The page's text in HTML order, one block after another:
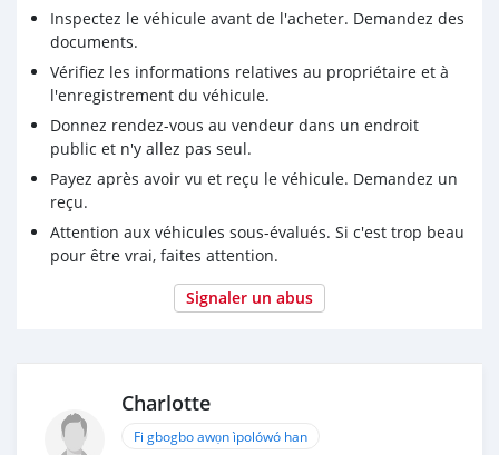
Inspectez le véhicule avant de l'acheter. Demandez des
documents.
Vérifiez les informations relatives au propriétaire et à
l'enregistrement du véhicule.
Donnez rendez-vous au vendeur dans un endroit
public et n'y allez pas seul.
Payez après avoir vu et reçu le véhicule. Demandez un
reçu.
Attention aux véhicules sous-évalués. Si c'est trop beau
pour être vrai, faites attention.
Signaler un abus
Charlotte
Fi gbogbo awọn ìpolówó han